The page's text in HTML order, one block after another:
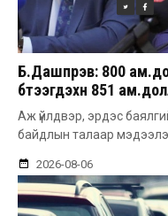
Б.Дашпүрэв: 800
бүтээгдэхүүн 851
Аж үйлдвэр, эрдэс
байдлын талаар
2026-08-06